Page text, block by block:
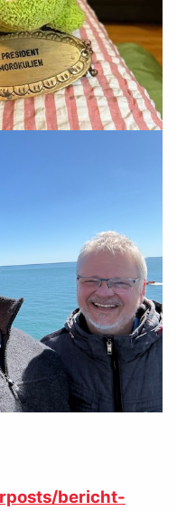
bericht-